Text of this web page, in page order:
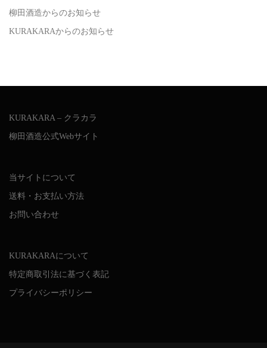
柳田酒造からのお知らせ
KURAKARAからのお知らせ
KURAKARA – クラカラ
柳田酒造公式Webサイト
当サイトについて
送料・お支払い方法
お問い合わせ
KURAKARAについて
特定商取引法に基づく表記
プライバシーポリシー